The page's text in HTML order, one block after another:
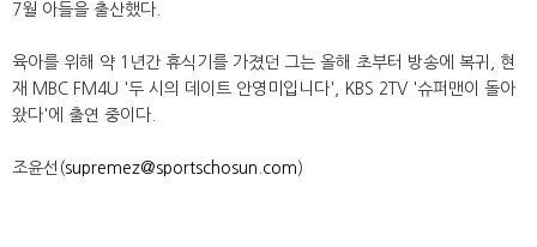
7월 아들을 출산했다.
육아를 위해 약 1년간 휴식기를 가졌던 그는 올해 초부터 방송에 복귀, 현
재 MBC FM4U '두 시의 데이트 안영미입니다', KBS 2TV '슈퍼맨이 돌아
왔다'에 출연 중이다.
조윤선(supremez@sportschosun.com )